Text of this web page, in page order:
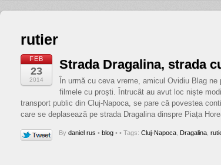
rutier
FEB
23
2014
Strada Dragalina, strada
În urmă cu ceva vreme, amicul Ovidiu Blag
filmele cu proști. Întrucât au avut loc niște
transport public din Cluj-Napoca, se pare că povestea
care se deplasează pe strada Dragalina dinspre Piața
By daniel rus • blog • • Tags: Cluj-Napoca Dragalina